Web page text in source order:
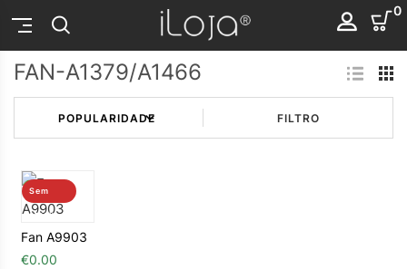
0
FAN-A1379/A1466
FILTRO
Sem
stock
Fan A9903
€0.00